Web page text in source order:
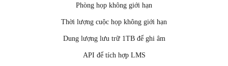
Phòng họp không giới hạn
Thời lượng cuộc họp không giới hạn
Dung lượng lưu trữ 1TB để ghi âm
API để tích hợp LMS